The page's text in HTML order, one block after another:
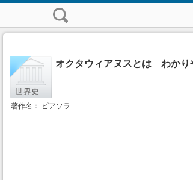
オクタウィアヌスとは わかり
著作名： ピアソラ